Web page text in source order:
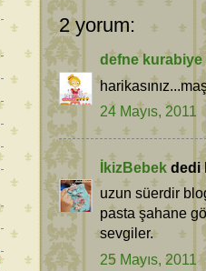
2 yorum:
defne kurabiye
24 Mayıs, 2011
İkizBebek dedi
uzun süerdir
pasta şahane
sevgiler.
25 Mayıs, 2011